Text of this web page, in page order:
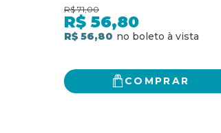
R$ 71,00
R$ 56,80
R$ 56,80
COMPRAR